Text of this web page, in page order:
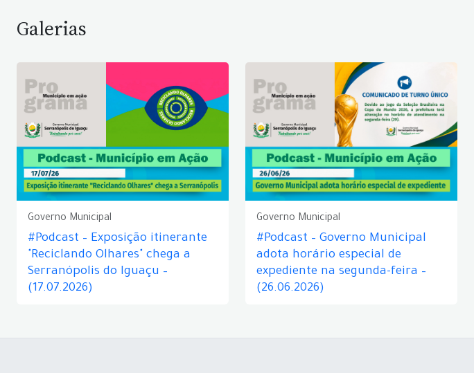
Galerias
Governo Municipal
#Podcast – Exposição itinerante
"Reciclando Olhares" chega a
Serranópolis do Iguaçu –
(17.07.2026)
Governo Municipal
#Podcast – Governo Municipal
adota horário especial de
expediente na segunda-feira –
(26.06.2026)